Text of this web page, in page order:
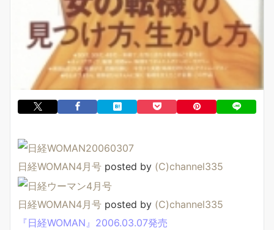
日経WOMAN4月号 posted by (C)channel335
日経WOMAN4月号 posted by (C)channel335
『日経WOMAN』2006.03.07発売